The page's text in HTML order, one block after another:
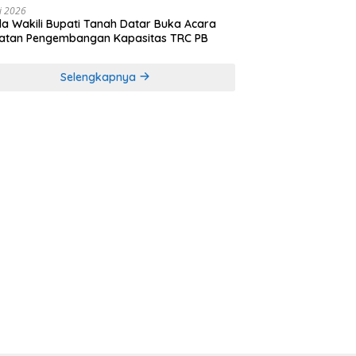
2026
Wakili Bupati Tanah Datar Buka Acara
Pengembangan Kapasitas TRC PB
Selengkapnya